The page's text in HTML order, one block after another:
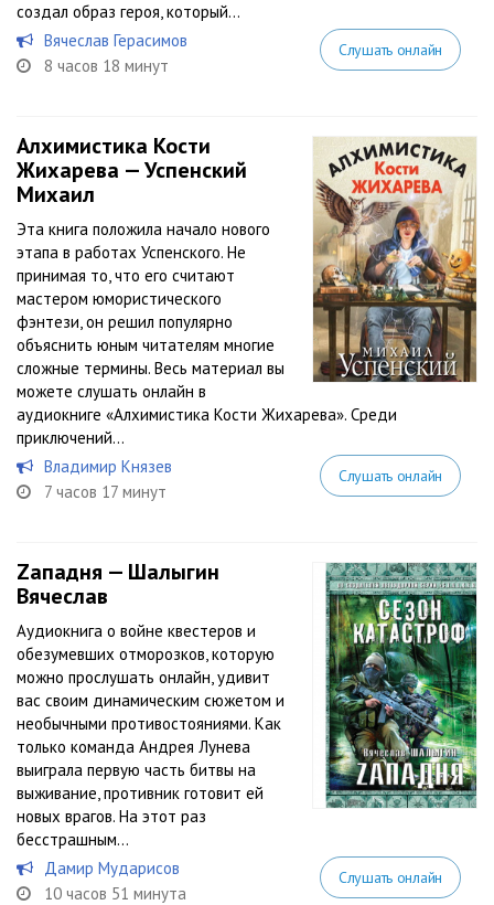
создал образ героя, который...
Вячеслав Герасимов
8 часов 18 минут
Слушать онлайн
Алхимистика Кости
Жихарева — Успенский
Михаил
Эта книга положила начало нового
этапа в работах Успенского. Не
принимая то, что его считают
мастером юмористического
фэнтези, он решил популярно
объяснить юным читателям многие
сложные термины. Весь материал вы
можете слушать онлайн в
аудиокниге «Алхимистика Кости Жихарева». Среди
приключений...
Владимир Князев
7 часов 17 минут
Слушать онлайн
Zападня — Шалыгин
Вячеслав
Аудиокнига о войне квестеров и
обезумевших отморозков, которую
можно прослушать онлайн, удивит
вас своим динамическим сюжетом и
необычными противостояниями. Как
только команда Андрея Лунева
выиграла первую часть битвы на
выживание, противник готовит ей
новых врагов. На этот раз
бесстрашным...
Дамир Мударисов
10 часов 51 минута
Слушать онлайн